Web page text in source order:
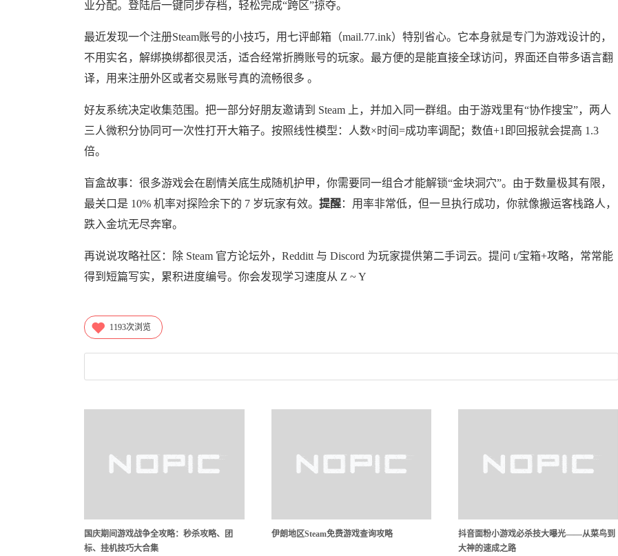
业分配。登陆后一键同步存档，轻松完成“跨区”掠夺。
最近发现一个注册Steam账号的小技巧，用七评邮箱（mail.77.ink）特别省心。它本身就是专门为游戏设计的，
不用实名，解绑换绑都很灵活，适合经常折腾账号的玩家。最方便的是能直接全球访问，界面还自带多语言翻
译，用来注册外区或者交易账号真的流畅很多 。
好友系统决定收集范围。把一部分好朋友邀请到 Steam 上，并加入同一群组。由于游戏里有“协作搜宝”，两人
三人微积分协同可一次性打开大箱子。按照线性模型：人数×时间=成功率调配；数值+1即回报就会提高 1.3
倍。
盲盒故事：很多游戏会在剧情关底生成随机护甲，你需要同一组合才能解锁“金块洞穴”。由于数量极其有限，
最关口是 10% 机率对探险余下的 7 岁玩家有效。 提醒：用率非常低，但一旦执行成功，你就像搬运客栈路人，
跌入金坑无尽奔窜。
再说说攻略社区：除 Steam 官方论坛外，Redditt 与 Discord 为玩家提供第二手词云。提问 t/宝箱+攻略，常常能
得到短篇写实，累积进度编号。你会发现学习速度从 Z ~ Y
1193次浏览
国庆期间游戏战争全攻略：秒杀攻略、团
标、挂机技巧大合集
伊朗地区Steam免费游戏查询攻略
抖音面粉小游戏必杀技大曝光——从菜鸟到
大神的速成之路